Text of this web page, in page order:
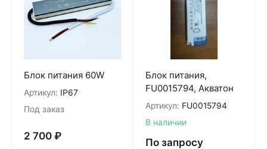
Блок питания 60W
Артикул: IP67
Под заказ
2 700 ₽
Блок питания,
FU0015794, Акватон
Артикул: FU0015794
В наличии
По запросу